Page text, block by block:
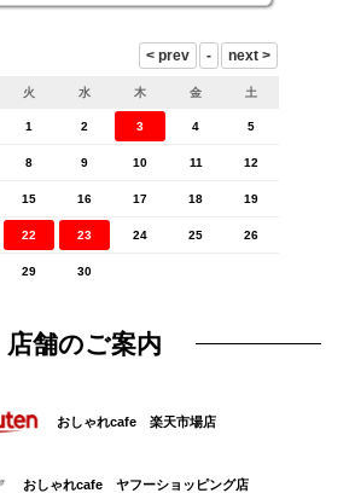
火 水 木 金 土
1 2 3 4 5
8 9 10 11 12
15 16 17 18 19
22 23 24 25 26
29 30
店舗のご案内
おしゃれcafe 楽天市場店
おしゃれcafe ヤフーショッピング店